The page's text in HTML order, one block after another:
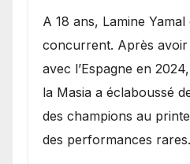
A 18 ans, Lamine
concurrent. Après avoir
avec l’Espagne en
la Masia a éclaboussé
des champions au
des performances rares.